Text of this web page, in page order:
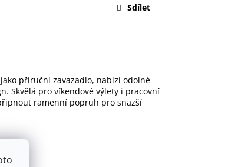
Sdílet
příruční zavazadlo, nabízí odolné
Skvělá pro víkendové výlety i pracovní
ramenní popruh pro snazší